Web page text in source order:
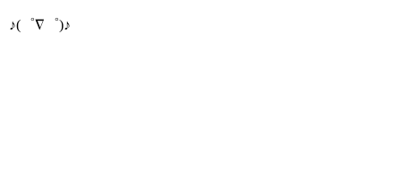
♪(゜∇゜)♪